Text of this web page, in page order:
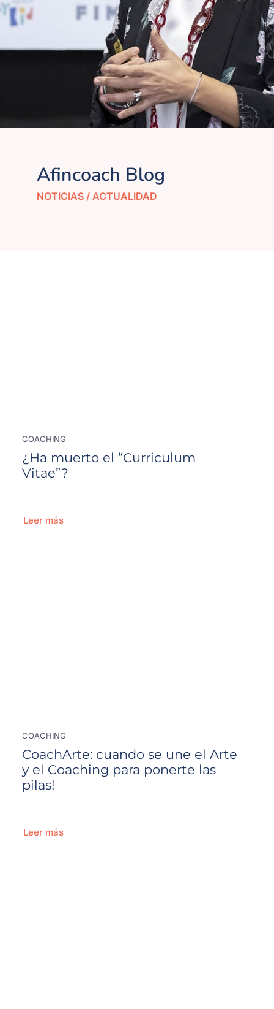
Afincoach Blog
NOTICIAS / ACTUALIDAD
COACHING
¿Ha muerto el “Curriculum
Vitae”?
Leer más
COACHING
CoachArte: cuando se une el Arte
y el Coaching para ponerte las
pilas!
Leer más